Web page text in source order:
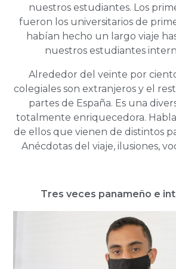
nuestros estudiantes. Los
fueron los universitarios de
habían hecho un largo viaje
nuestros estudiantes
Alrededor del veinte por
colegiales son extranjeros y el
partes de España. Es una
totalmente enriquecedora.
de ellos que vienen de distintos
Anécdotas del viaje, ilusiones,
Tres veces panameño e